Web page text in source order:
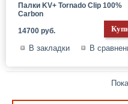
Палки KV+ Tornado Clip 100%
Carbon
14700 руб.
В закладки В